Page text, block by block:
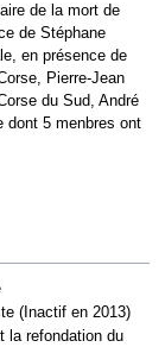
de la mort de
de Stéphane
en présence de
Pierre-Jean
du Sud, André
dont 5 menbres ont
(Inactif en 2013)
la refondation du